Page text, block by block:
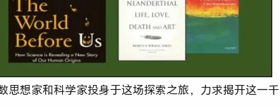
思想家和科学家投身于这场探索之旅，力求揭开这一千